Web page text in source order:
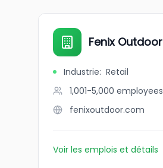
Fenix Outdoor
Industrie: Retail
1,001-5,000 employees
fenixoutdoor.com
Voir les emplois et détails